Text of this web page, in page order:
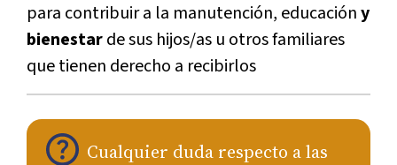
para contribuir a la manutención, educacióny
bienestarde sus hijos/as u otros familiares
que tienen derecho a recibirlos
Cualquier duda respecto a las